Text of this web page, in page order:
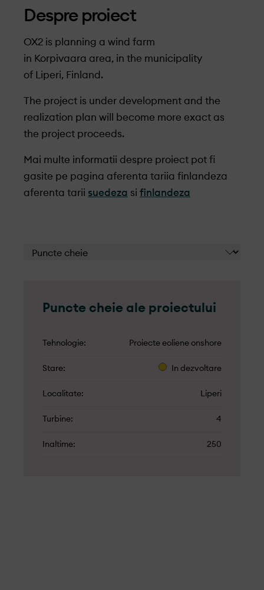
Despre proiect
OX2 is planning a wind farm
in Korpivaara area, in the municipality
of Liperi, Finland.
The project is under development and the
realization plan will become more exact as
the project proceeds.
Mai multe informatii despre proiect pot fi
gasite pe pagina aferenta tariia finlandeza
aferenta tarii suedeza si finlandeza
Puncte cheie ale proiectului
Tehnologie Proiecte eoliene onshore
Stare In dezvoltare
Localitate Liperi
Turbine 4
Inaltime 250